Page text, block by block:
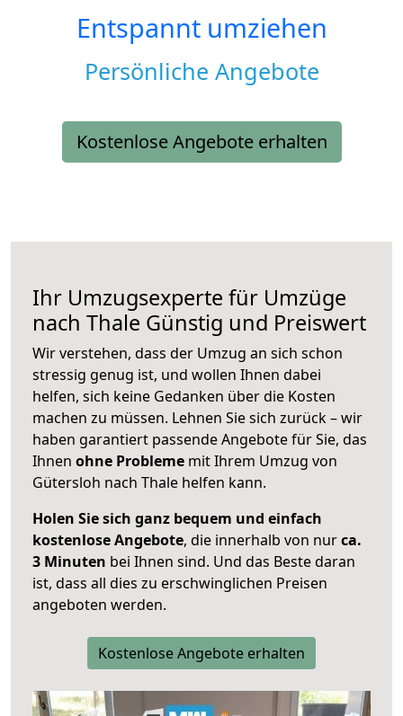
Entspannt umziehen
Persönliche Angebote
Kostenlose Angebote erhalten
Ihr Umzugsexperte für Umzüge
nach Thale Günstig und Preiswert
Wir verstehen, dass der Umzug an sich schon
stressig genug ist, und wollen Ihnen dabei
helfen, sich keine Gedanken über die Kosten
machen zu müssen. Lehnen Sie sich zurück – wir
haben garantiert passende Angebote für Sie, das
Ihnen ohne Probleme mit Ihrem Umzug von
Gütersloh nach Thale helfen kann.
Holen Sie sich ganz bequem und einfach
kostenlose Angebote, die innerhalb von nurca.
3 Minuten bei Ihnen sind. Und das Beste daran
ist, dass all dies zu erschwinglichen Preisen
angeboten werden.
Kostenlose Angebote erhalten